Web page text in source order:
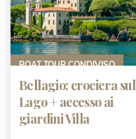
BOAT TOUR CONDIVISO
Bellagio: crociera sul
Lago + accesso ai
giardini Villa
Balbianello